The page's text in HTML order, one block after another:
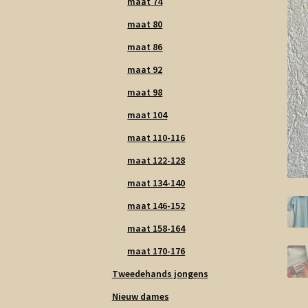
maat 80
maat 86
maat 92
maat 98
maat 104
maat 110-116
maat 122-128
maat 134-140
maat 146-152
maat 158-164
maat 170-176
Tweedehands jongens
Nieuw dames